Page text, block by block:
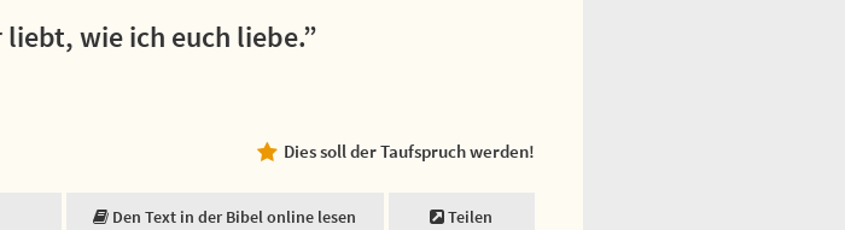
wie ich euch liebe.”
Dies soll der Taufspruch werden!
Den Text in der Bibel online lesen Teilen